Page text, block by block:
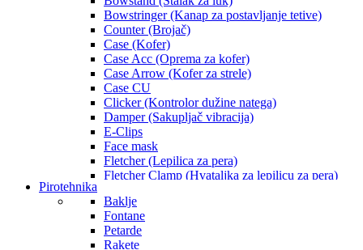
Bowstringer (Kanap za postavljanje tetive)
Counter (Brojač)
Case (Kofer)
Case Acc (Oprema za kofer)
Case Arrow (Kofer za strele)
Case CU
Clicker (Kontrolor dužine natega)
Damper (Sakupljač vibracija)
E-Clips
Face mask
Fletcher (Lepilica za pera)
Fletcher Clamp (Hvataljka za lepilicu za pera)
Lube (Lubrikant za strele)
Maker Pen (Flomaster za strele)
O-Rings (Podloške)
Pirotehnika
Baklje
Fontane
Petarde
Rakete